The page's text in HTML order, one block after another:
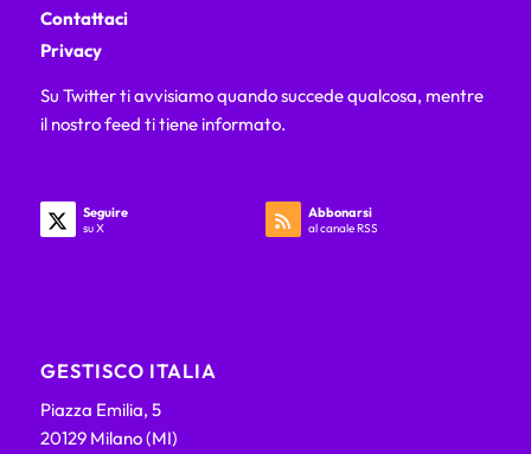
Contattaci
Privacy
Su Twitter ti avvisiamo quando succede qualcosa, mentre
il nostro feed ti tiene informato.
Seguire
su X
Abbonarsi
al canale RSS
GESTISCO ITALIA
Piazza Emilia, 5
20129 Milano (MI)